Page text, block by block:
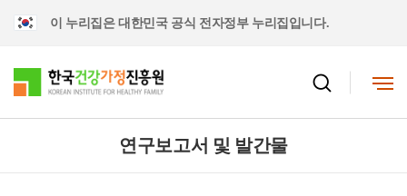
이 누리집은 대한민국 공식 전자정부 누리집입니다.
연구보고서 및 발간물